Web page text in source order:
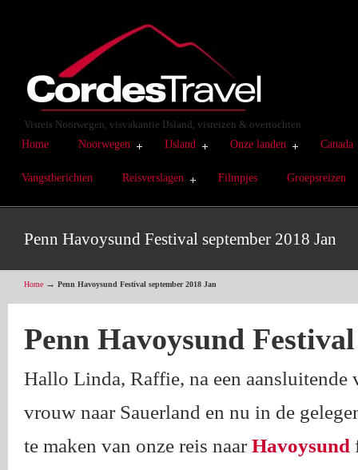
Visreis Noorwegen, visvakantie IJsland, visreizen & overtochten
Home
Noorwegen IJsland Onze landen Canada
Vangstberichten Reisverslagen Filmpjes Groepsreizen
Penn Havoysund Festival september 2018 Jan
Home → Penn Havoysund Festival september 2018 Jan
Penn Havoysund
Hallo Linda, Raffie, na een aansluitende
vrouw naar Sauerland en nu in de
te maken van onze reis naar Havoysund